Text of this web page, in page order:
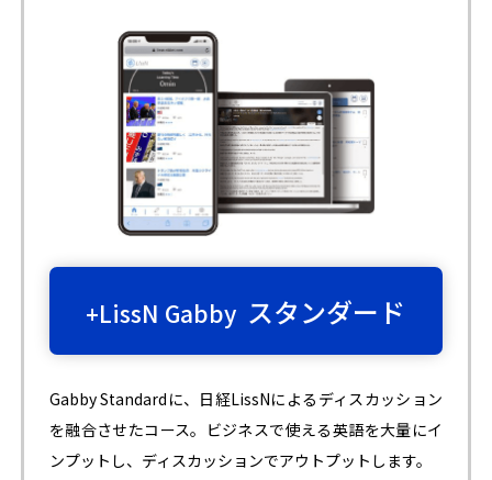
+LissN Gabby スタンダード
Gabby Standardに、日経LissNによるディスカッション
を融合させたコース。ビジネスで使える英語を大量にイ
ンプットし、ディスカッションでアウトプットします。